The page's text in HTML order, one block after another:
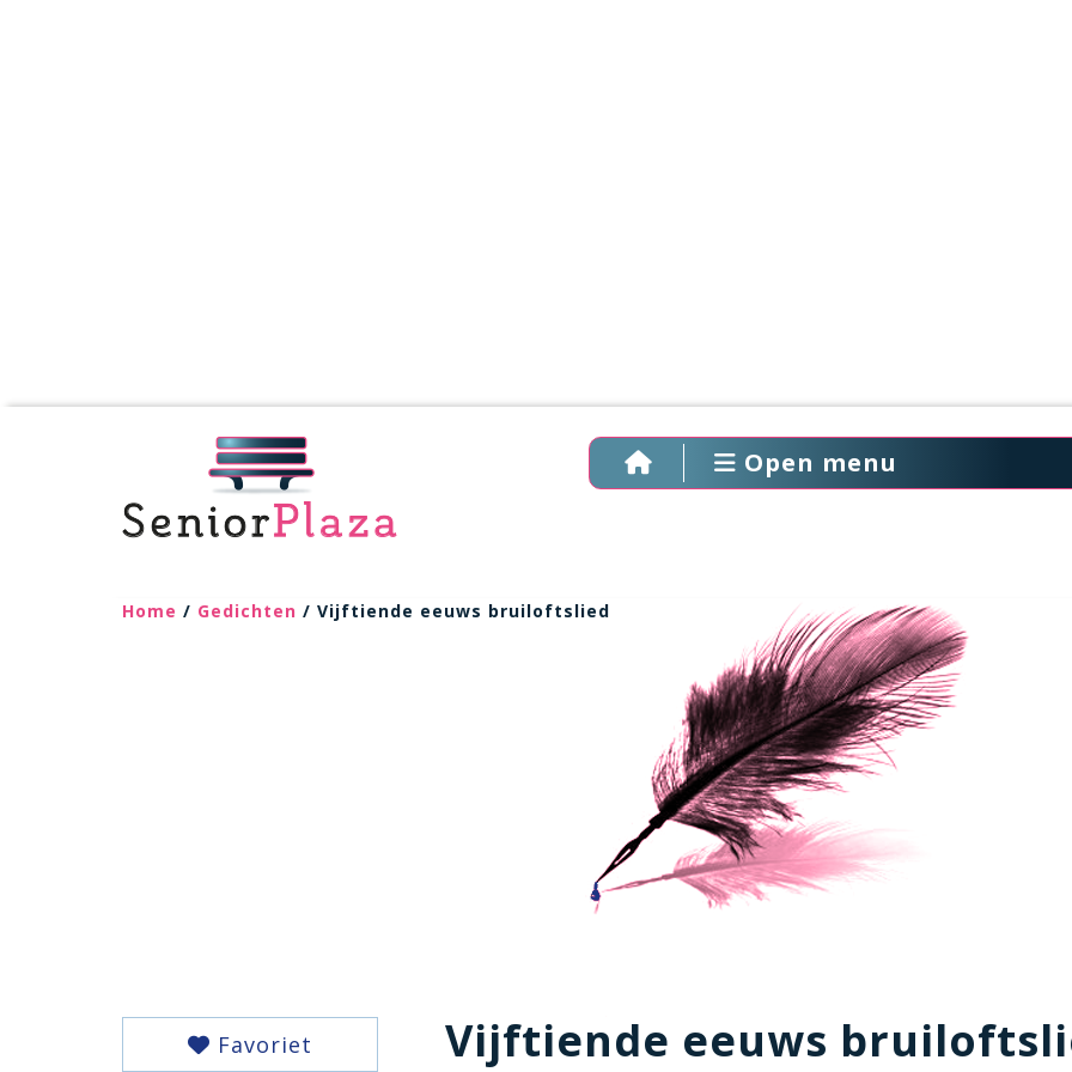
Open menu
Home / Gedichten / Vijftiende eeuws bruiloftslied
Favoriet Vijftiende eeuws